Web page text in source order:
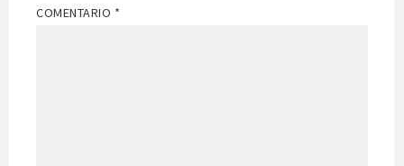
COMENTARIO *